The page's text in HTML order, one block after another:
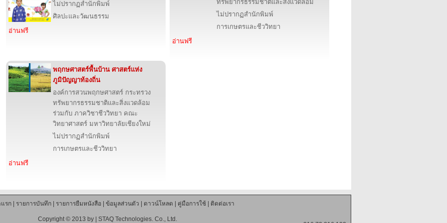
ไม่ปรากฏสำนักพิมพ์
ศิลปะและวัฒนธรรม
อ่านฟรี
ทรัพยากรธรรมชาติและสิ่งแวดล้อม
ไม่ปรากฏสำนักพิมพ์
การเกษตรและชีววิทยา
อ่านฟรี
พฤกษศาสตร์พื้นบ้าน ศาสตร์แห่ง
ภูมิปัญญาท้องถิ่น
องค์การสวนพฤกษศาสตร์ กระทรวง
ทรัพยากรธรรมชาติและสิ่งแวดล้อม
ร่วมกับ ภาควิชาชีววิทยา คณะ
วิทยาศาสตร์ มหาวิทยาลัยเชียงใหม่
ไม่ปรากฏสำนักพิมพ์
การเกษตรและชีววิทยา
อ่านฟรี
รก| รายการบันทึก| รายการยืมหนังสือ ข้อมูลส่วนตัว ดาวน์โหลด คู่มือการใช้| ติดต่อเรา
Copyright © 2013 by | STAQ Technologies. Co., Ltd.